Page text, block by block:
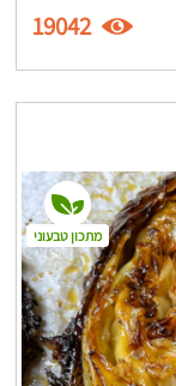
19042
מתכון טבעוני